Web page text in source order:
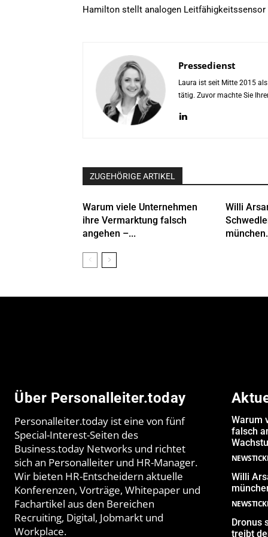
Hamilton stellt analogen Leitfähigkeitssensor
Pressedienst
Laura ist seit Mitte 2015
tätig. Zuvor machte Sie
ZUGEHÖRIGE ARTIKEL
Warum viele Unternehmen
ihre Vermarktung falsch
angehen –...
Willi
Über Personalleiter.today
Personalleiter.today ist eine von fünf
Special-Interest-Seiten des
Business.today Networks und richtet
sich an Personalleiter und HR-Manager.
Wir bieten HR-Entscheidern aktuelle
Konferenzen, Vorträge, Whitepaper und
Fachartikel aus den Bereichen
Recruiting, Digital, Jobmarkt und
Workplace.
Warum
falsch
Willi
Dronus
treibt